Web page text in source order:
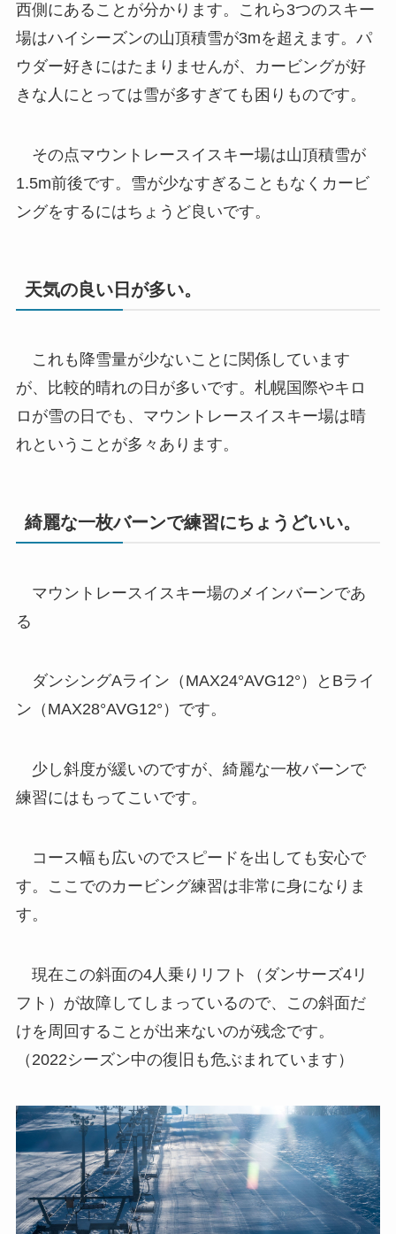
西側にあることが分かります。これら3つのスキー
場はハイシーズンの山頂積雪が3mを超えます。パ
ウダー好きにはたまりませんが、カービングが好
きな人にとっては雪が多すぎても困りものです。
その点マウントレースイスキー場は山頂積雪が
1.5m前後です。雪が少なすぎることもなくカービ
ングをするにはちょうど良いです。
天気の良い日が多い。
これも降雪量が少ないことに関係しています
が、比較的晴れの日が多いです。札幌国際やキロ
ロが雪の日でも、マウントレースイスキー場は晴
れということが多々あります。
綺麗な一枚バーンで練習にちょうどいい。
マウントレースイスキー場のメインバーンであ
る
ダンシングAライン（MAX24°AVG12°）とBライ
ン（MAX28°AVG12°）です。
少し斜度が緩いのですが、綺麗な一枚バーンで
練習にはもってこいです。
コース幅も広いのでスピードを出しても安心で
す。ここでのカービング練習は非常に身になりま
す。
現在この斜面の4人乗りリフト（ダンサーズ4リ
フト）が故障してしまっているので、この斜面だ
けを周回することが出来ないのが残念です。
（2022シーズン中の復旧も危ぶまれています）